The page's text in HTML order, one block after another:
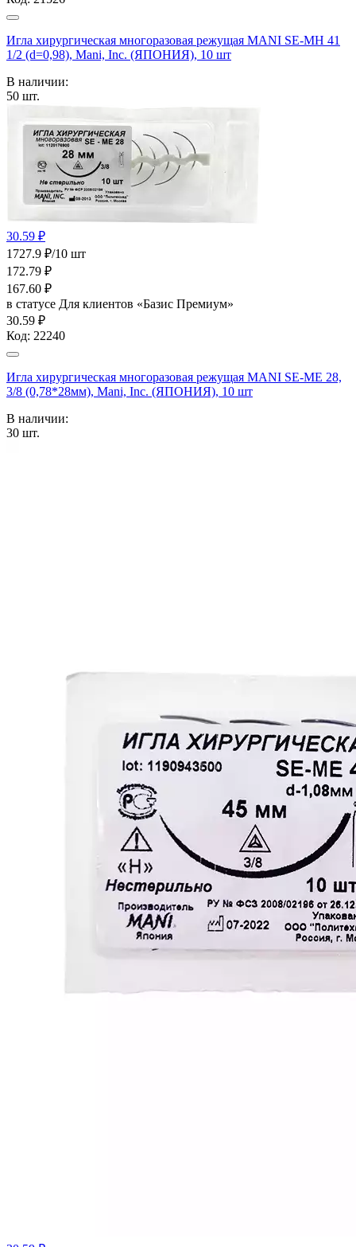
Игла хирургическая многоразовая режущая MANI SE-MH 41
1/2 (d=0,98), Mani, Inc. (ЯПОНИЯ), 10 шт
В наличии:
50 шт.
30.59 ₽
1727.9 ₽/10 шт
172.79 ₽
167.60 ₽
в статусе Для клиентов «Базис Премиум»
30.59 ₽
Код: 22240
Игла хирургическая многоразовая режущая MANI SE-ME 28,
3/8 (0,78*28мм), Mani, Inc. (ЯПОНИЯ), 10 шт
В наличии:
30 шт.